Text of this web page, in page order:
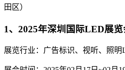
田区）
1、2025年深圳国际LED展
展览行业：广告标识、视听、照明